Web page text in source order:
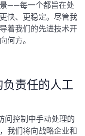
——每一个都旨在处
快、更稳定。尽管我
着我们的先进技术开
何方。
责任的人工
问控制中手动处理的
我们将向战略企业和